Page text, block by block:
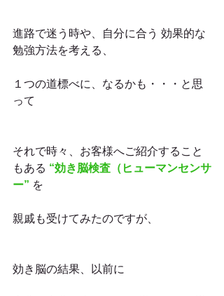
進路で迷う時や、自分に合う 効果的な
勉強方法を考える、
１つの道標べに、なるかも・・・と思
って
それで時々、お客様へご紹介すること
もある “効き脳検査（ヒューマンセンサ
ー” を
親戚も受けてみたのですが、
効き脳の結果、以前に